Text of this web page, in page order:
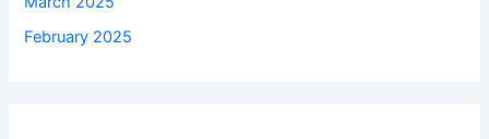
February 2025